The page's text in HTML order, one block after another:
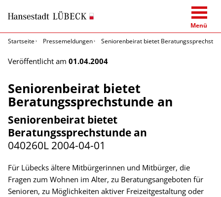
Menü
Startseite
Pressemeldungen Seniorenbeirat bietet
Veröffentlicht am 01.04.2004
Seniorenbeirat bietet
Beratungssprechstunde an
Seniorenbeirat bietet
Beratungssprechstunde an
040260L 2004-04-01
Für Lübecks ältere Mitbürgerinnen und Mitbürger, die
Fragen zum Wohnen im Alter, zu Beratungsangeboten für
Senioren, zu Möglichkeiten aktiver Freizeitgestaltung oder